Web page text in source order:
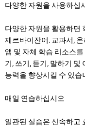
다양한 자원을 사용하십
다양한 자원을 활용하면
제르바이잔어. 교과서,
앱 및 자체 학습 리소스
기, 쓰기, 듣기, 말하기 및
능력을 향상시킬 수 있습
매일 연습하십시오
일관된 실습은 신속하고